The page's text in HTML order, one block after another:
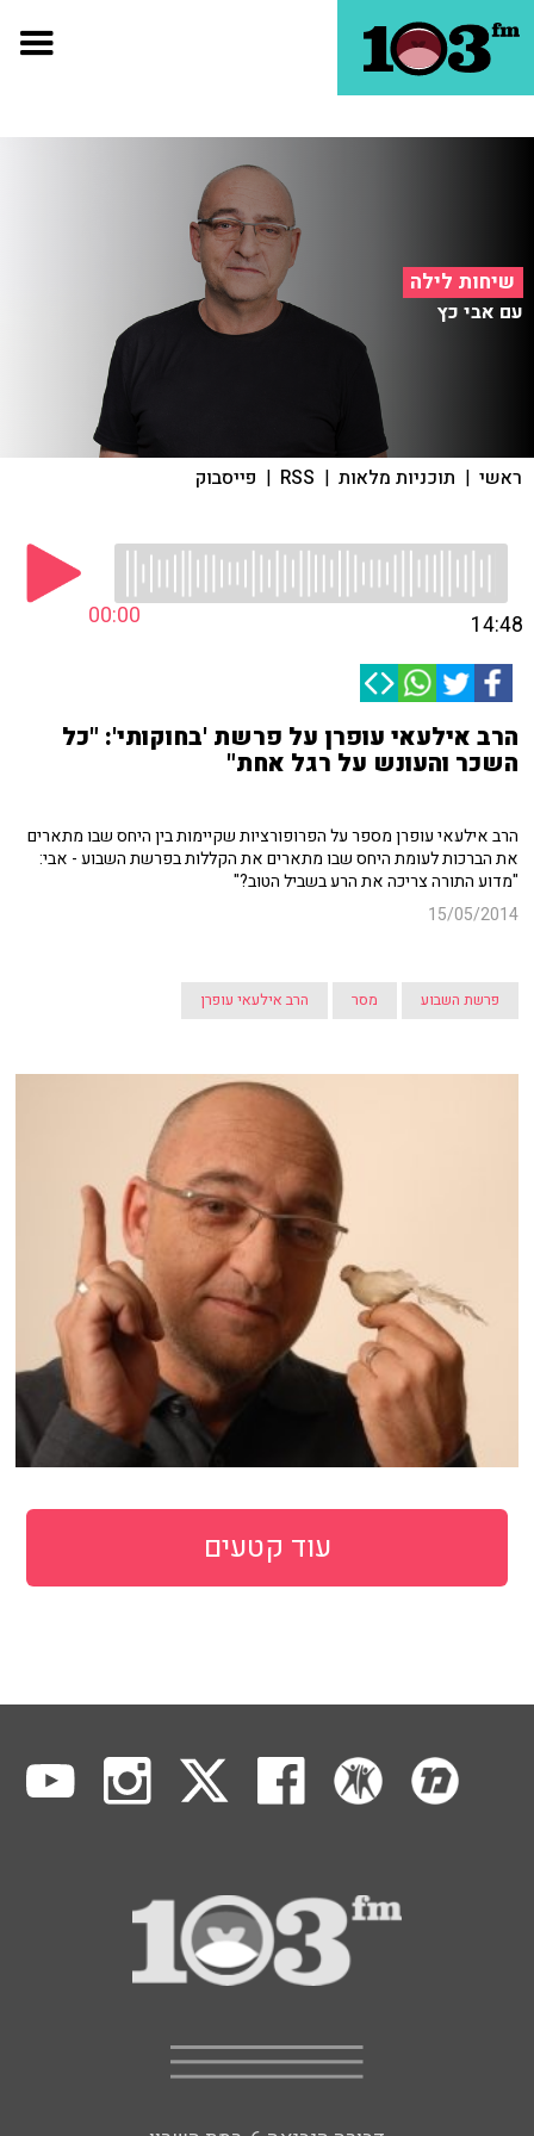
שיחות לילה
עם אבי כץ
ראשי | תוכניות מלאות |
RSS
| פייסבוק
00:00 14:48
הרב אילעאי עופרן על פרשת 'בחוקותי': "כל
השכר והעונש על רגל אחת"
הרב אילעאי עופרן מספר על הפרופורציות שקיימות בין היחס שבו מתארים
את הברכות לעומת היחס שבו מתארים את הקללות בפרשת השבוע - אבי:
"מדוע התורה צריכה את הרע בשביל הטוב?"
15/05/2014
פרשת השבוע מסר הרב אילעאי עופרן
עוד קטעים